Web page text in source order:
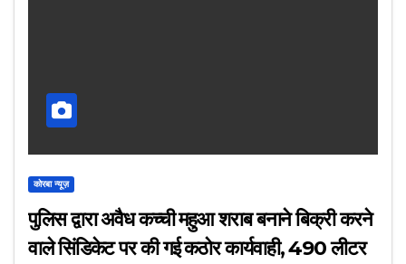
कोरबा न्यूज़
पुलिस द्वारा अवैध कच्ची महुआ शराब बनाने बिक्री करने
वाले सिंडिकेट पर की गई कठोर कार्यवाही, 490 लीटर